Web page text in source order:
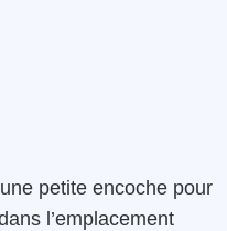
petite encoche pour
l’emplacement